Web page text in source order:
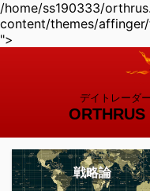
/home/ss190333/
content/themes/
">
デイトレーダ
戦略論